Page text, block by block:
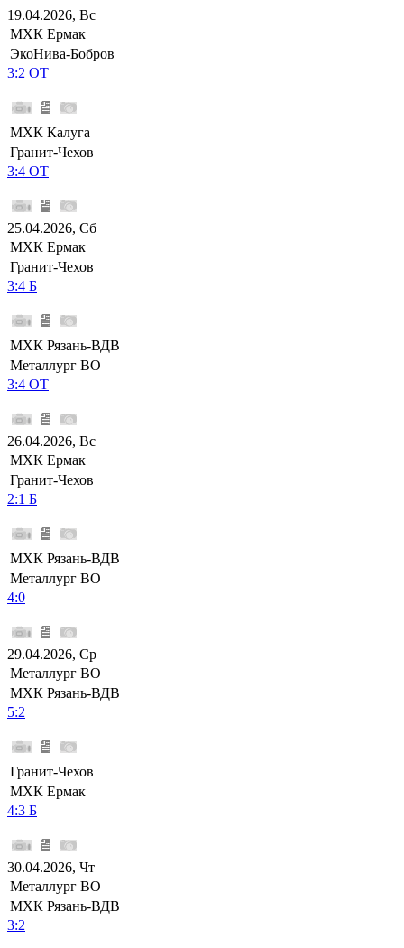
19.04.2026, Вс
МХК Ермак
ЭкоНива-Бобров
3:2 ОТ
МХК Калуга
Гранит-Чехов
3:4 ОТ
25.04.2026, Сб
МХК Ермак
Гранит-Чехов
3:4 Б
МХК Рязань-ВДВ
Металлург ВО
3:4 ОТ
26.04.2026, Вс
МХК Ермак
Гранит-Чехов
2:1 Б
МХК Рязань-ВДВ
Металлург ВО
4:0
29.04.2026, Ср
Металлург ВО
МХК Рязань-ВДВ
5:2
Гранит-Чехов
МХК Ермак
4:3 Б
30.04.2026, Чт
Металлург ВО
МХК Рязань-ВДВ
3:2